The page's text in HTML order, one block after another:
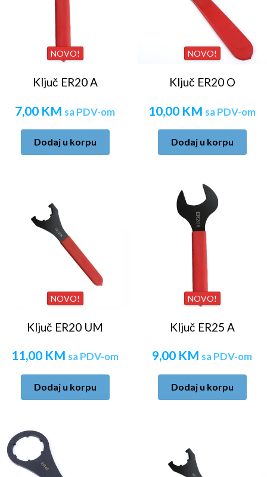
NOVO!
Ključ ER20 A
7,00 KM sa PDV-om
Dodaj u korpu
NOVO!
Ključ ER20 O
10,00 KM sa PDV-om
Dodaj u korpu
NOVO!
Ključ ER20 UM
11,00 KM sa PDV-om
Dodaj u korpu
NOVO!
Ključ ER25 A
9,00 KM sa PDV-om
Dodaj u korpu